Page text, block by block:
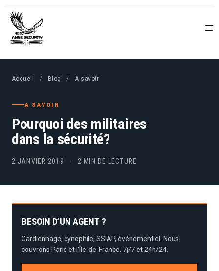
Accueil / Blog / A savoir
A SAVOIR
Pourquoi des militaires
dans la sécurité?
2 JANVIER 2019 · 2 MIN DE LECTURE
BESOIN D’UN AGENT ?
Gardiennage, cynophile, SSIAP, événementiel. Nous
couvrons Paris et l’Île-de-France, 7j/7 et 24h/24.